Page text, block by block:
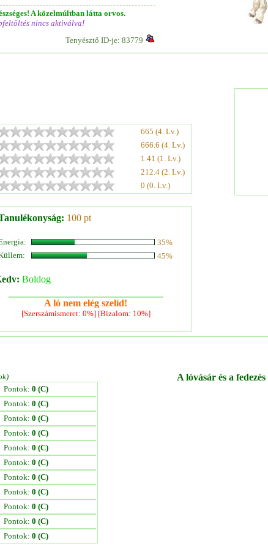
A közelmúltban látta orvos.
nincs aktiválva!
Tenyésztő ID-je: 83779
665 (4. Lv.)
666.6 (4. Lv.)
1.41 (1. Lv.)
212.4 (2. Lv.)
0 (0. Lv.)
100 pt
35%
45%
Boldog
A ló nem elég szelíd!
[Szerszámismeret: 0%] [Bizalom: 10%]
Pontok: 0 (C)
Pontok: 0 (C)
Pontok: 0 (C)
Pontok: 0 (C)
Pontok: 0 (C)
Pontok: 0 (C)
Pontok: 0 (C)
Pontok: 0 (C)
Pontok: 0 (C)
Pontok: 0 (C)
Pontok: 0 (C)
A lóvásár és a